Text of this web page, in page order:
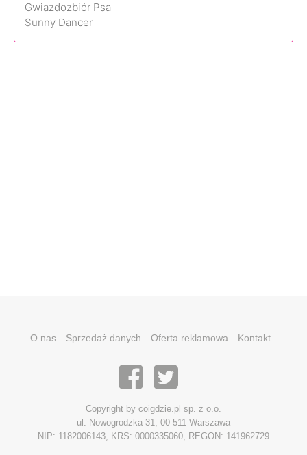
Gwiazdozbiór Psa
Sunny Dancer
O nas Sprzedaż danych Oferta reklamowa Kontakt
Copyright by coigdzie.pl sp. z o.o.
ul. Nowogrodzka 31, 00-511 Warszawa
NIP: 1182006143, KRS: 0000335060, REGON: 141962729